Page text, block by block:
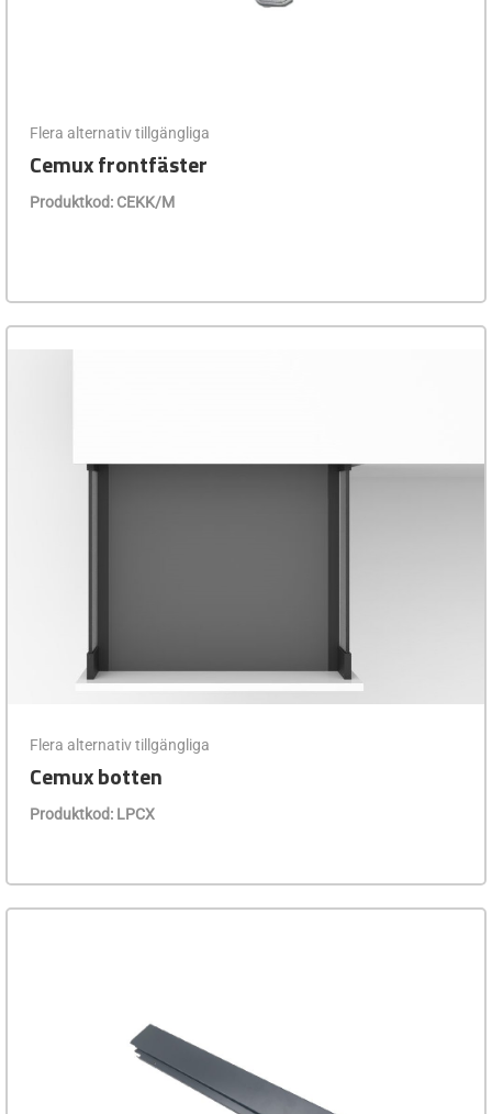
Flera alternativ tillgängliga
Cemux frontfäster
Produktkod: CEKK/M
Flera alternativ tillgängliga
Cemux botten
Produktkod: LPCX